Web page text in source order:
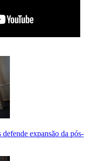
expansão da pós-